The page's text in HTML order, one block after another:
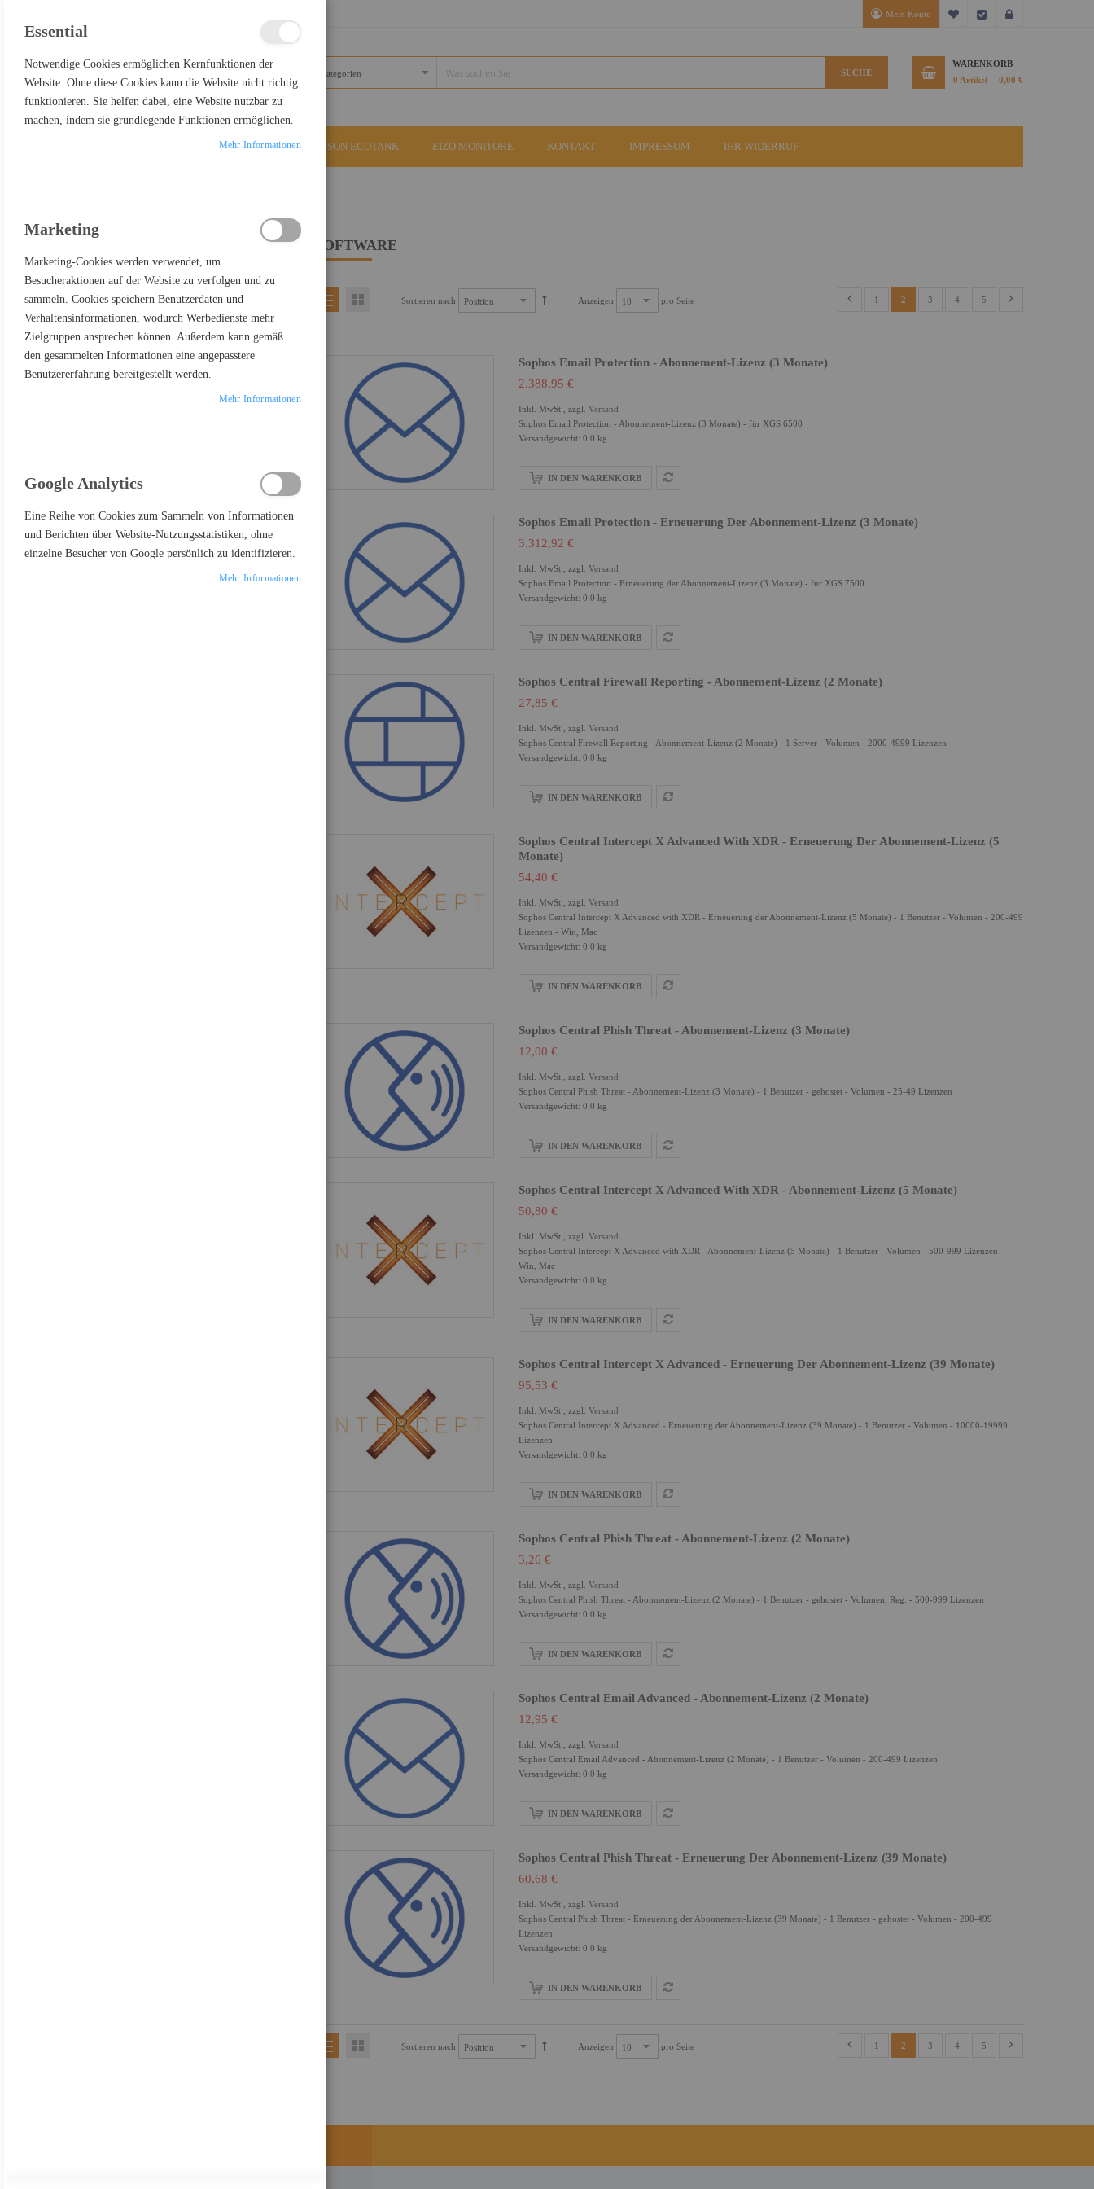
Mein Konto Mein Wunschzettel
Kasse
SUCHE
WARENKORB
0 Artikel 0,00 €
EPSON ECOTANK EIZO MONITORE KONTAKT IMPRESSUM IHR WIDERRUF
SOFTWARE
Sortieren nach Anzeigen pro Seite 1 2 3 4 5
Sophos Email Protection - Abonnement-Lizenz (3 Monate)
2.388,95 €
Inkl. MwSt., zzgl. Versand
Sophos Email Protection - Abonnement-Lizenz (3 Monate) - für XGS 6500
Versandgewicht: 0.0 kg
IN DEN WARENKORB
Sophos Email Protection - Erneuerung Der Abonnement-Lizenz (3 Monate)
3.312,92 €
Inkl. MwSt., zzgl. Versand
Sophos Email Protection - Erneuerung der Abonnement-Lizenz (3 Monate) - für XGS 7500
Versandgewicht: 0.0 kg
IN DEN WARENKORB
Sophos Central Firewall Reporting - Abonnement-Lizenz (2 Monate)
27,85 €
Inkl. MwSt., zzgl. Versand
Sophos Central Firewall Reporting - Abonnement-Lizenz (2 Monate) - 1 Server - Volumen - 2000-4999 Lizenzen
Versandgewicht: 0.0 kg
IN DEN WARENKORB
Sophos Central Intercept X Advanced With XDR - Erneuerung Der Abonnement-Lizenz (5
Monate)
54,40 €
Inkl. MwSt., zzgl. Versand
Sophos Central Intercept X Advanced with XDR - Erneuerung der Abonnement-Lizenz (5 Monate) - 1 Benutzer - Volumen - 200-499
Lizenzen - Win, Mac
Versandgewicht: 0.0 kg
IN DEN WARENKORB
Sophos Central Phish Threat - Abonnement-Lizenz (3 Monate)
12,00 €
Inkl. MwSt., zzgl. Versand
Sophos Central Phish Threat - Abonnement-Lizenz (3 Monate) - 1 Benutzer - gehostet - Volumen - 25-49 Lizenzen
Versandgewicht: 0.0 kg
IN DEN WARENKORB
Sophos Central Intercept X Advanced With XDR - Abonnement-Lizenz (5 Monate)
50,80 €
Inkl. MwSt., zzgl. Versand
Sophos Central Intercept X Advanced with XDR - Abonnement-Lizenz (5 Monate) - 1 Benutzer - Volumen - 500-999 Lizenzen -
Win, Mac
Versandgewicht: 0.0 kg
IN DEN WARENKORB
Sophos Central Intercept X Advanced - Erneuerung Der Abonnement-Lizenz (39 Monate)
95,53 €
Inkl. MwSt., zzgl. Versand
Sophos Central Intercept X Advanced - Erneuerung der Abonnement-Lizenz (39 Monate) - 1 Benutzer - Volumen - 10000-19999
Lizenzen
Versandgewicht: 0.0 kg
IN DEN WARENKORB
Sophos Central Phish Threat - Abonnement-Lizenz (2 Monate)
3,26 €
Inkl. MwSt., zzgl. Versand
Sophos Central Phish Threat - Abonnement-Lizenz (2 Monate) - 1 Benutzer - gehostet - Volumen, Reg. - 500-999 Lizenzen
Versandgewicht: 0.0 kg
IN DEN WARENKORB
Sophos Central Email Advanced - Abonnement-Lizenz (2 Monate)
12,95 €
Inkl. MwSt., zzgl. Versand
Sophos Central Email Advanced - Abonnement-Lizenz (2 Monate) - 1 Benutzer - Volumen - 200-499 Lizenzen
Versandgewicht: 0.0 kg
IN DEN WARENKORB
Sophos Central Phish Threat - Erneuerung Der Abonnement-Lizenz (39 Monate)
60,68 €
Inkl. MwSt., zzgl. Versand
Sophos Central Phish Threat - Erneuerung der Abonnement-Lizenz (39 Monate) - 1 Benutzer - gehostet - Volumen - 200-499
Lizenzen
Versandgewicht: 0.0 kg
IN DEN WARENKORB
Sortieren nach Anzeigen pro Seite 1 2 3 4 5
Einkaufsoptionen
PREIS
€ - €
Essential
Notwendige Cookies ermöglichen Kernfunktionen der
Website. Ohne diese Cookies kann die Website nicht richtig
funktionieren. Sie helfen dabei, eine Website nutzbar zu
machen, indem sie grundlegende Funktionen ermöglichen.
Mehr Informationen
Marketing
Marketing-Cookies werden verwendet, um
Besucheraktionen auf der Website zu verfolgen und zu
sammeln. Cookies speichern Benutzerdaten und
Verhaltensinformationen, wodurch Werbedienste mehr
Zielgruppen ansprechen können. Außerdem kann gemäß
den gesammelten Informationen eine angepasstere
Benutzererfahrung bereitgestellt werden.
Mehr Informationen
Google Analytics
Eine Reihe von Cookies zum Sammeln von Informationen
und Berichten über Website-Nutzungsstatistiken, ohne
einzelne Besucher von Google persönlich zu identifizieren.
Mehr Informationen